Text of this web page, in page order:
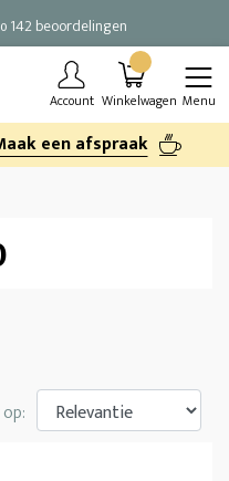
142 beoordelingen
Account Winkelwagen Menu
een afspraak